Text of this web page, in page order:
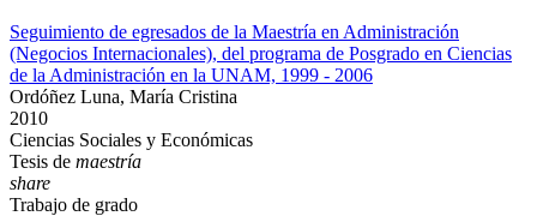
Seguimiento de egresados de la Maestría en Administración
(Negocios Internacionales), del programa de Posgrado en Ciencias
de la Administración en la UNAM, 1999 - 2006
Ordóñez Luna, María Cristina
2010
Ciencias Sociales y Económicas
Tesis de maestría
share
Trabajo de grado